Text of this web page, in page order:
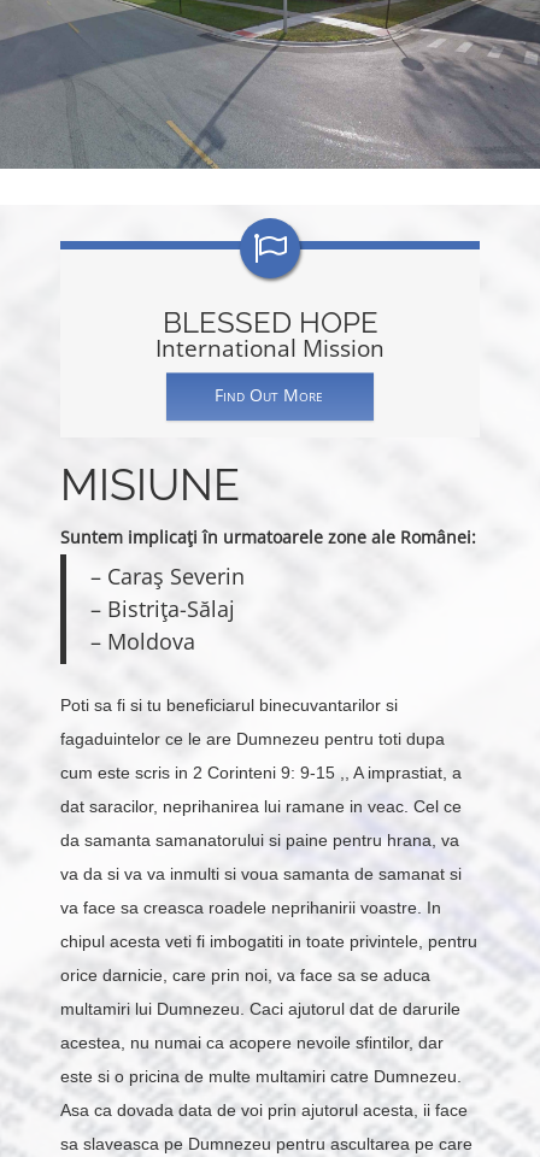
BLESSED HOPE
International Mission
Find Out More
MISIUNE
Suntem implicaţi în urmatoarele zone ale Românei:
– Caraş Severin
– Bistriţa-Sălaj
– Moldova
Poti sa fi si tu beneficiarul binecuvantarilor si
fagaduintelor ce le are Dumnezeu pentru toti dupa
cum este scris in 2 Corinteni 9: 9-15 ,, A imprastiat, a
dat saracilor, neprihanirea lui ramane in veac. Cel ce
da samanta samanatorului si paine pentru hrana, va
va da si va va inmulti si voua samanta de samanat si
va face sa creasca roadele neprihanirii voastre. In
chipul acesta veti fi imbogatiti in toate privintele, pentru
orice darnicie, care prin noi, va face sa se aduca
multamiri lui Dumnezeu. Caci ajutorul dat de darurile
acestea, nu numai ca acopere nevoile sfintilor, dar
este si o pricina de multe multamiri catre Dumnezeu.
Asa ca dovada data de voi prin ajutorul acesta, ii face
sa slaveasca pe Dumnezeu pentru ascultarea pe care